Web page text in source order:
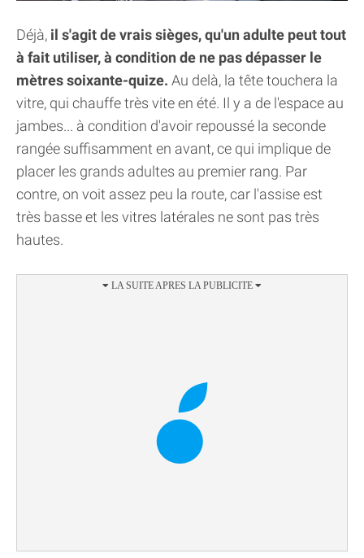
Déjà, il s'agit de vrais sièges, qu'un adulte peut tout
à fait utiliser, à condition de ne pas dépasser le
mètres soixante-quize. Au delà, la tête touchera la
vitre, qui chauffe très vite en été. Il y a de l'espace au
jambes... à condition d'avoir repoussé la seconde
rangée suffisamment en avant, ce qui implique de
placer les grands adultes au premier rang. Par
contre, on voit assez peu la route, car l'assise est
très basse et les vitres latérales ne sont pas très
hautes.